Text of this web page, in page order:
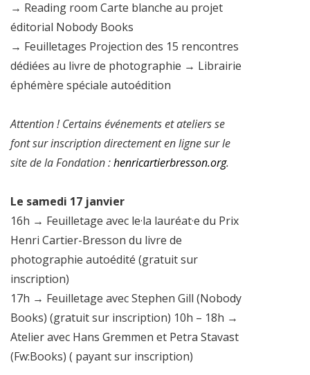
→ Reading room Carte blanche au projet
éditorial Nobody Books
→ Feuilletages Projection des 15 rencontres
dédiées au livre de photographie → Librairie
éphémère spéciale autoédition
Attention ! Certains événements et ateliers se
font sur inscription directement en ligne sur le
site de la Fondation :henricartierbresson.org.
Le samedi 17 janvier
16h → Feuilletage avec le·la lauréat·e du Prix
Henri Cartier-Bresson du livre de
photographie autoédité (gratuit sur
inscription)
17h → Feuilletage avec Stephen Gill (Nobody
Books) (gratuit sur inscription) 10h – 18h →
Atelier avec Hans Gremmen et Petra Stavast
(Fw:Books) ( payant sur inscription)